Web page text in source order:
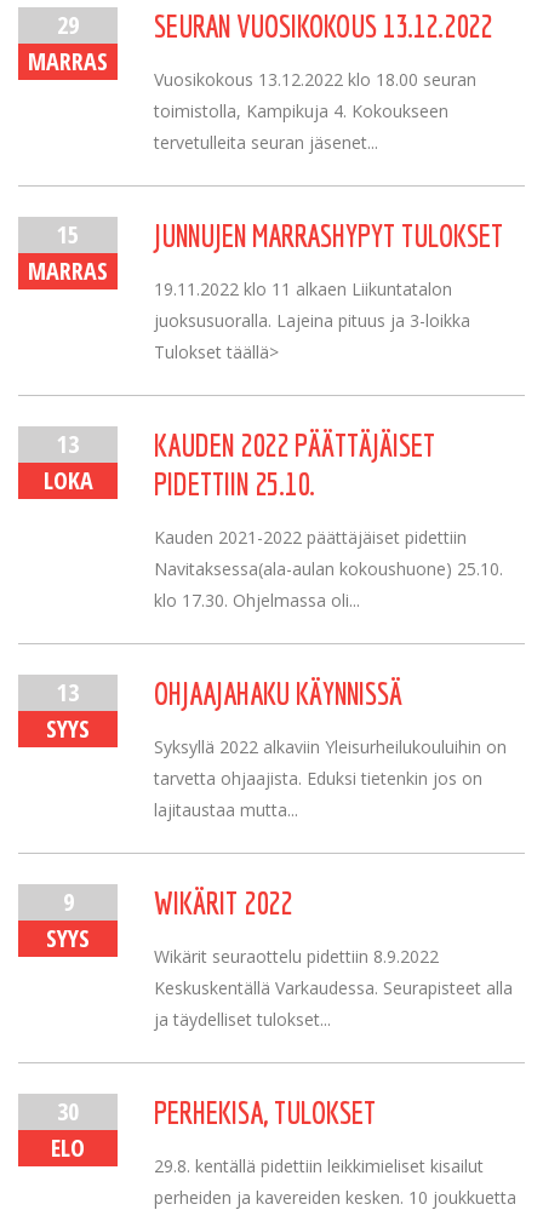
29
MARRAS
SEURAN VUOSIKOKOUS 13.12.2022
Vuosikokous 13.12.2022 klo 18.00 seuran
toimistolla, Kampikuja 4. Kokoukseen
tervetulleita seuran jäsenet...
15
MARRAS
JUNNUJEN MARRASHYPYT TULOKSET
19.11.2022 klo 11 alkaen Liikuntatalon
juoksusuoralla. Lajeina pituus ja 3-loikka
Tulokset täällä>
13
LOKA
KAUDEN 2022 PÄÄTTÄJÄISET
PIDETTIIN 25.10.
Kauden 2021-2022 päättäjäiset pidettiin
Navitaksessa(ala-aulan kokoushuone) 25.10.
klo 17.30. Ohjelmassa oli...
13
SYYS
OHJAAJAHAKU KÄYNNISSÄ
Syksyllä 2022 alkaviin Yleisurheilukouluihin on
tarvetta ohjaajista. Eduksi tietenkin jos on
lajitaustaa mutta...
9
SYYS
WIKÄRIT 2022
Wikärit seuraottelu pidettiin 8.9.2022
Keskuskentällä Varkaudessa. Seurapisteet alla
ja täydelliset tulokset...
30
ELO
PERHEKISA, TULOKSET
29.8. kentällä pidettiin leikkimieliset kisailut
perheiden ja kavereiden kesken. 10 joukkuetta